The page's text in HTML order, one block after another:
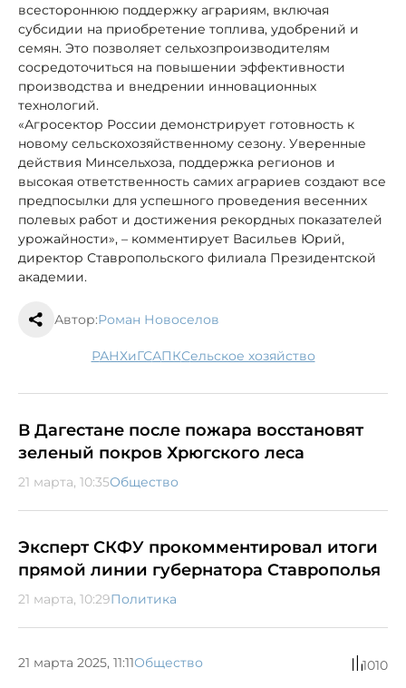
всестороннюю поддержку аграриям, включая
субсидии на приобретение топлива, удобрений и
семян. Это позволяет сельхозпроизводителям
сосредоточиться на повышении эффективности
производства и внедрении инновационных
технологий.
«Агросектор России демонстрирует готовность к
новому сельскохозяйственному сезону. Уверенные
действия Минсельхоза, поддержка регионов и
высокая ответственность самих аграриев создают все
предпосылки для успешного проведения весенних
полевых работ и достижения рекордных показателей
урожайности», – комментирует Васильев Юрий,
директор Ставропольского филиала Президентской
академии.
Автор:Роман Новоселов
РАНХиГС АПК сельское хозяйство
В Дагестане после пожара восстановят
зеленый покров Хрюгского леса
21 марта, 10:35Общество
Эксперт СКФУ прокомментировал итоги
прямой линии губернатора Ставрополья
21 марта, 10:29Политика
21 марта 2025, 11:11Общество 1010